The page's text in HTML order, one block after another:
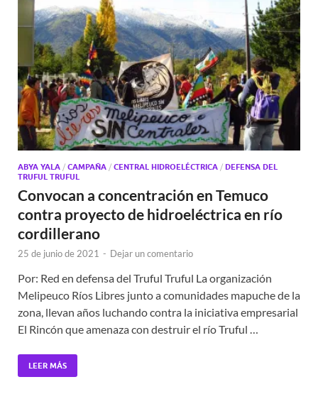
ABYA YALA / CAMPAÑA / CENTRAL HIDROELÉCTRICA / DEFENSA DEL
TRUFUL TRUFUL
Convocan a concentración en Temuco
contra proyecto de hidroeléctrica en río
cordillerano
25 de junio de 2021 - Dejar un comentario
Por: Red en defensa del Truful Truful La organización
Melipeuco Ríos Libres junto a comunidades mapuche de la
zona, llevan años luchando contra la iniciativa empresarial
El Rincón que amenaza con destruir el río Truful …
LEER MÁS